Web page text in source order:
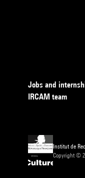
Jobs and
IRCAM team
Institut de
Copyright ©